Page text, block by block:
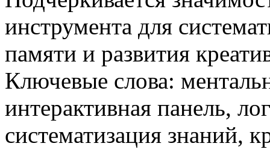
инструмента для
памяти и развития
Ключевые слова:
интерактивная панель,
систематизация знаний,